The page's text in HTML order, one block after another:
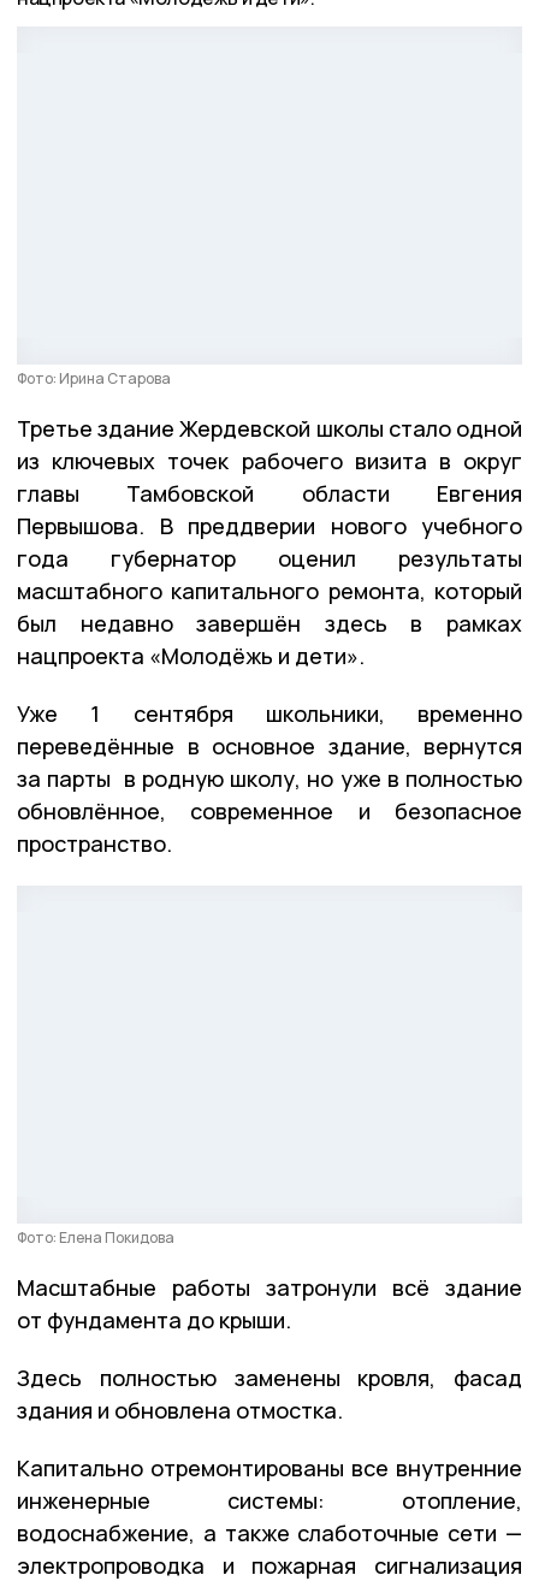
Фото: Ирина Старова
Третье здание Жердевской школы стало одной
из ключевых точек рабочего визита в округ
главы Тамбовской области Евгения
Первышова. В преддверии нового учебного
года губернатор оценил результаты
масштабного капитального ремонта, который
был недавно завершён здесь в рамках
нацпроекта «Молодёжь и дети».
Уже 1 сентября школьники, временно
переведённые в основное здание, вернутся
за парты в родную школу, но уже в полностью
обновлённое, современное и безопасное
пространство.
Фото: Елена Покидова
Масштабные работы затронули всё здание
от фундамента до крыши.
Здесь полностью заменены кровля, фасад
здания и обновлена отмостка.
Капитально отремонтированы все внутренние
инженерные системы: отопление,
водоснабжение, а также слаботочные сети —
электропроводка и пожарная сигнализация